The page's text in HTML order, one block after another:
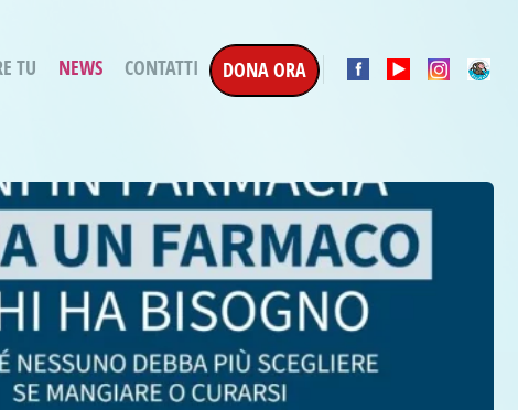
la Terapia
Progetti in corso
conclusi
TU NEWS CONTATTI DONA ORA